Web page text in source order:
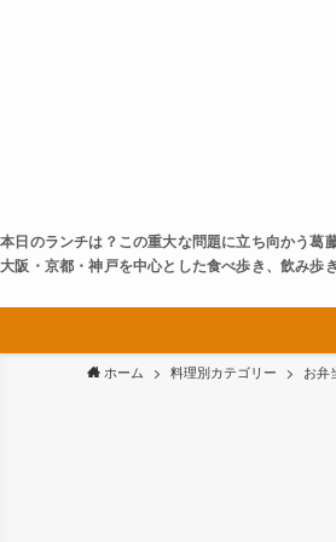
本日のランチは？この重大な問題に立ち向かう葛藤
大阪・京都・神戸を中心とした食べ歩き、飲み歩き
ホーム 料理別カテゴリー お弁